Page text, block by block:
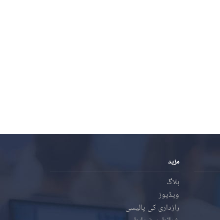
مزید
بلاگ
ویڈیوز
رازداری کی پالیسی